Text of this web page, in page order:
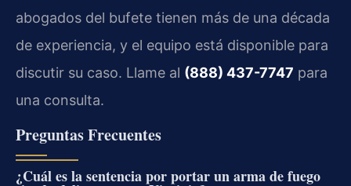
abogados del bufete tienen más de una década
de experiencia, y el equipo está disponible para
discutir su caso. Llame al (888) 437-7747 para
una consulta.
Preguntas Frecuentes
¿Cuál es la sentencia por portar un arma de fuego